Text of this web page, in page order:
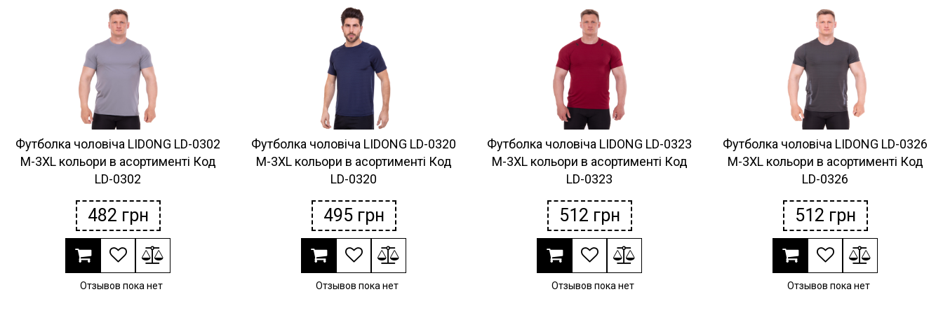
Футболка чоловіча LIDONG LD-0302
M-3XL кольори в асортименті Код
LD-0302
482 грн
Отзывов пока нет
Футболка чоловіча LIDONG LD-0320
M-3XL кольори в асортименті Код
LD-0320
495грн
Отзывов пока нет
Футболка чоловіча LIDONG LD-0323
M-3XL кольори в асортименті Код
LD-0323
512 грн
Отзывов пока нет
Футболка чоловіча LIDONG LD-0326
M-3XL кольори в асортименті Код
LD-0326
512 грн
Отзывов пока нет